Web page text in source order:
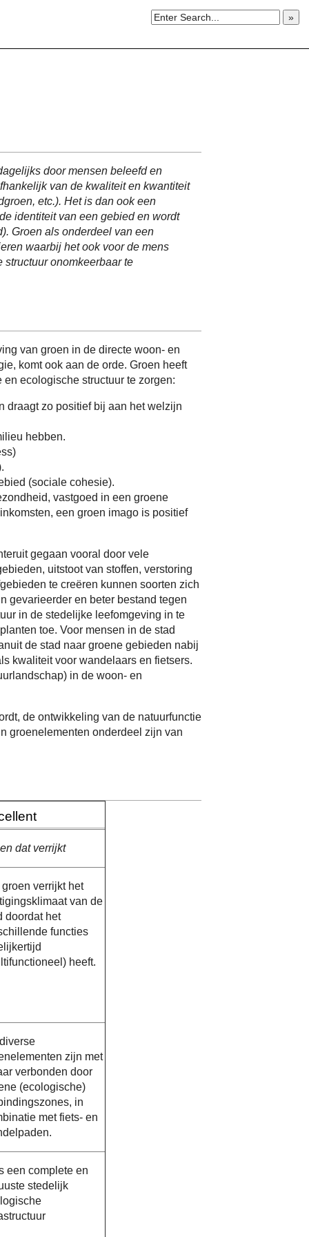
»
door mensen beleefd en
van de kwaliteit en kwantiteit
etc.). Het is dan ook een
identiteit van een gebied en wordt
Groen als onderdeel van een
waarbij het ook voor de mens
onomkeerbaar te
van groen in de directe woon- en
komt ook aan de orde. Groen heeft
ecologische structuur te zorgen:
draagt zo positief bij aan het welzijn
hebben.
(sociale cohesie).
vastgoed in een groene
een groen imago is positief
gegaan vooral door vele
uitstoot van stoffen, verstoring
te creëren kunnen soorten zich
gevarieerder en beter bestand tegen
in de stedelijke leefomgeving in te
toe. Voor mensen in de stad
de stad naar groene gebieden nabij
kwaliteit voor wandelaars en fietsers.
in de woon- en
de ontwikkeling van de natuurfunctie
groenelementen onderdeel zijn van
dat verrijkt
verrijkt het
van de
doordat het
functies
heeft.
zijn met
verbonden door
(ecologische)
in
met fiets- en
een complete en
stedelijk